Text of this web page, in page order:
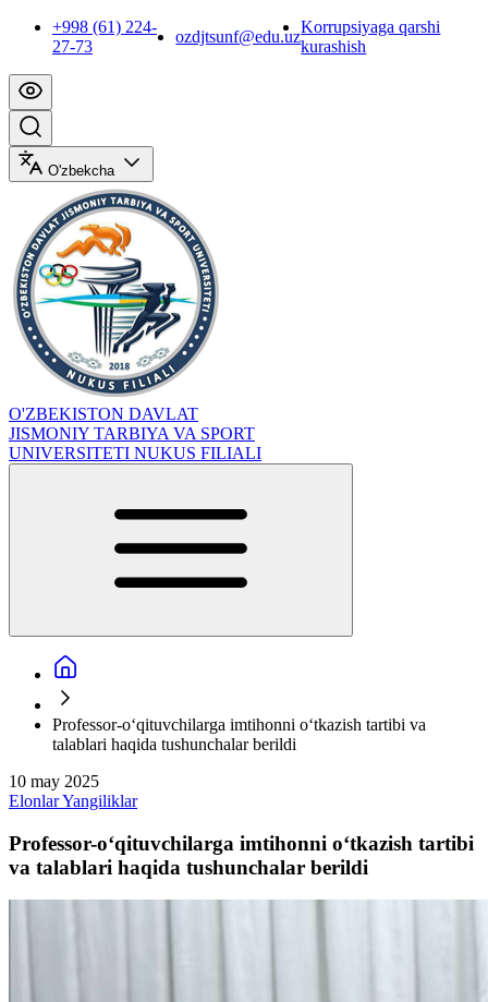
+998 (61) 224-
27-73
ozdjtsunf@edu.uz
Korrupsiyaga qarshi
kurashish
O'zbekcha
O'ZBEKISTON DAVLAT
JISMONIY TARBIYA VA SPORT
UNIVERSITETI NUKUS FILIALI
Professor-o‘qituvchilarga imtihonni o‘tkazish tartibi va
talablari haqida tushunchalar berildi
10 may 2025
ElonlarYangiliklar
Professor-o‘qituvchilarga imtihonni o‘tkazish tartibi
va talablari haqida tushunchalar berildi